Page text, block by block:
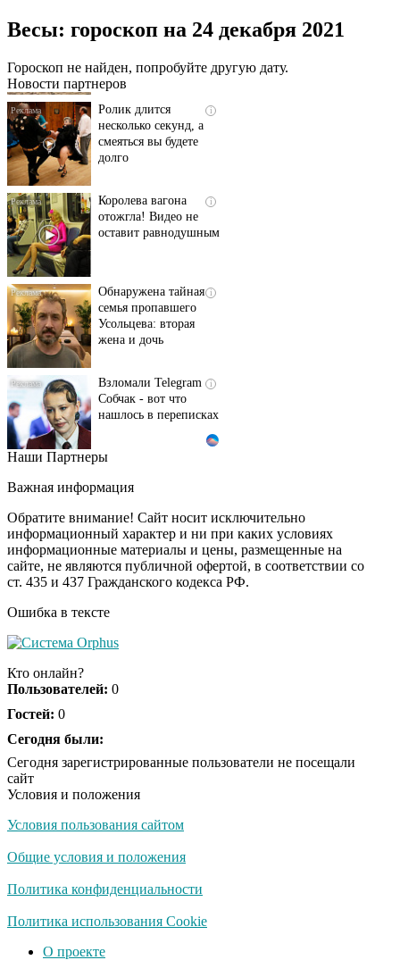
Весы: гороскоп на 24 декабря 2021
Гороскоп не найден, попробуйте другую дату.
Новости партнеров
пляже Крыма: Что
люди вытворяют, когда
несколько секунд, а
смеяться вы будете
долго
отожгла! Видео не
оставит равнодушным
семья пропавшего
Усольцева: вторая
жена и дочь
Собчак - вот что
нашлось в переписках
Ролик длится пару
шоке от увиденного
i
Этот танец невесты
оставит вас без слов!
Пересмотрела 10 раз
Ржу не переставая, это
Ролик из Омска: вы
Публичный удар
это настоящий вызов
"Потеряли стыд в
Поплавская вмазала
Наши Партнеры
Важная информация
Обратите внимание! Сайт носит исключительно
информационный характер и ни при каких условиях
информационные материалы и цены, размещенные на
сайте, не являются публичной офертой, в соответствии со
ст. 435 и 437 Гражданского кодекса РФ.
Ошибка в тексте
Кто онлайн?
Пользователей: 0
Гостей: 0
Сегодня были:
Сегодня зарегистрированные пользователи не посещали
сайт
Условия и положения
Условия пользования сайтом
Общие условия и положения
Политика конфиденциальности
Политика использования Cookie
О проекте